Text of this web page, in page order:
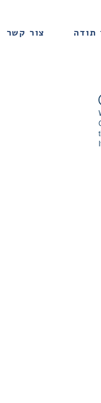
תודה צור קשר